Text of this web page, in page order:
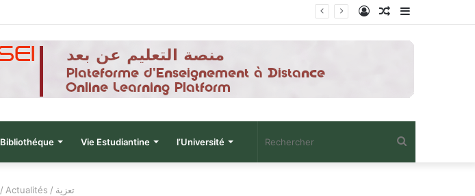
Sidebar
Article
Connexion
Bibliothéque Vie Estudiantine l’Université
/ Actualités / تعزية